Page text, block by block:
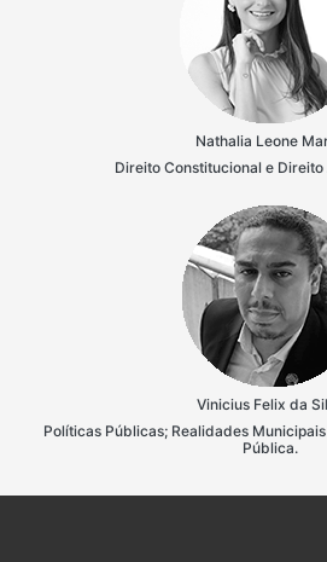
Nathalia Leone
Direito Constitucional e
Vinicius Felix da
Políticas Públicas; Realidades
Pública.